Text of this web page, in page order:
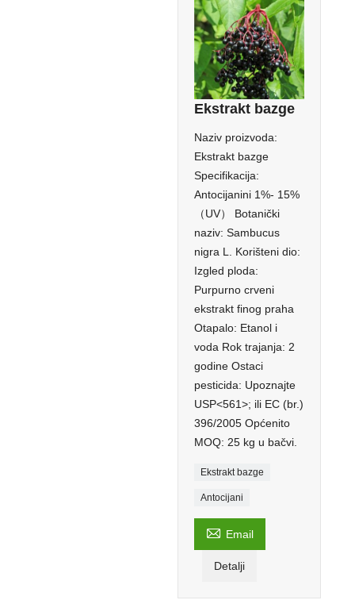
Ekstrakt bazge
Naziv proizvoda:
Ekstrakt bazge
Specifikacija:
Antocijanini 1%- 15%
（UV） Botanički
naziv: Sambucus
nigra L. Korišteni dio:
Izgled ploda:
Purpurno crveni
ekstrakt finog praha
Otapalo: Etanol i
voda Rok trajanja: 2
godine Ostaci
pesticida: Upoznajte
USP<561>; ili EC (br.)
396/2005 Općenito
MOQ: 25 kg u bačvi.
Ekstrakt bazge
Antocijani
 Email
Detalji